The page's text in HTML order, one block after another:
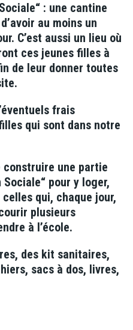
: une cantine
au moins un
C’est aussi un lieu où
ces jeunes filles à
de leur donner toutes
frais
qui sont dans notre
construire une partie
pour y loger,
qui, chaque jour,
plusieurs
à l’école.
des kit sanitaires,
sacs à dos, livres,